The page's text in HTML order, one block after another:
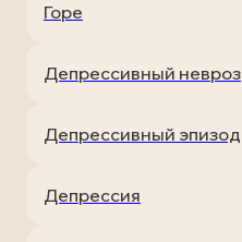
Горе
Депрессивный невроз
Депрессивный эпизод
Депрессия